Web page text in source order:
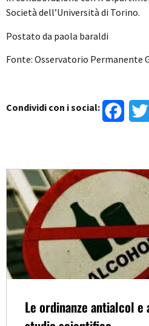
Società dell’Università di Torino.
Postato da paola baraldi
Fonte: Osservatorio Permanente
Condividi con i social:
Le ordinanze antialcol